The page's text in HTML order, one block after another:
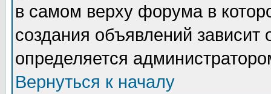
в самом верху форума в
создания объявлений зависит
определяется
Вернуться к началу